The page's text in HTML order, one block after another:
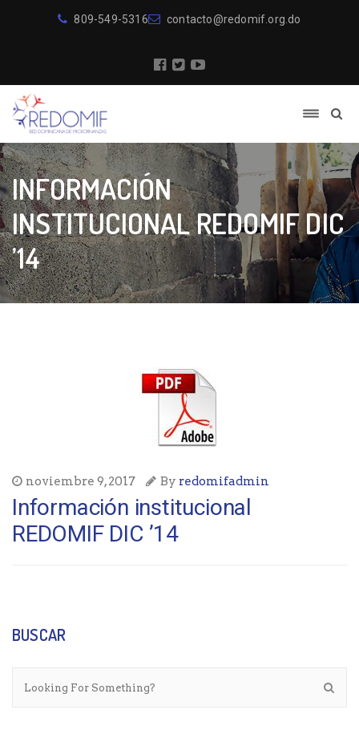
809-549-5316 contacto@redomif.org.do
INFORMACIÓN
INSTITUCIONAL REDOMIF DIC
’14
noviembre 9, 2017 By redomifadmin
Información institucional
REDOMIF DIC ’14
BUSCAR